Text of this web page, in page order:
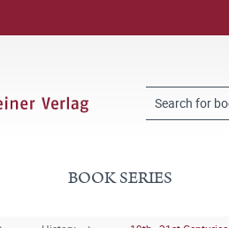
BOOK SERIES